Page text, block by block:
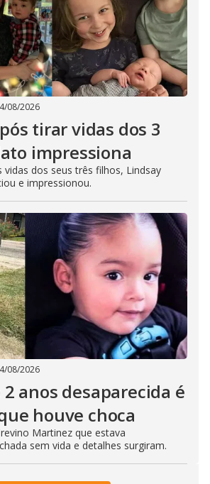
08/2026
tirar vidas dos 3
impressiona
vidas dos seus três filhos, Lindsay
e impressionou.
08/2026
anos desaparecida é
houve choca
Martinez que estava
sem vida e detalhes surgiram.